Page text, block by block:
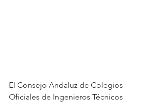
El Consejo Andaluz de Colegios
Oficiales de Ingenieros Técnicos